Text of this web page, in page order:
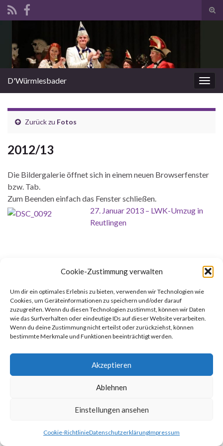
Cookie-Zustimmung verwalten
Um dir ein optimales Erlebnis zu bieten, verwenden wir Technologien wie
Cookies, um Geräteinformationen zu speichern und/oder darauf
zuzugreifen. Wenn du diesen Technologien zustimmst, können wir Daten
wie das Surfverhalten oder eindeutige IDs auf dieser Website verarbeiten.
Wenn du deine Zustimmung nicht erteilst oder zurückziehst, können
bestimmte Merkmale und Funktionen beeinträchtigt werden.
Akzeptieren
Ablehnen
Einstellungen ansehen
Cookie-RichtlinieDatenschutzerklärungImpressum
Search for:
D'Würmlesbader
Zurück zu Fotos
2012/13
Die Bildergalerie öffnet sich in einem neuen Browserfenster
bzw. Tab.
Zum Beenden einfach das Fenster schließen.
27. Januar 2013 – LWK-Umzug in
Reutlingen
Angler 2012
Umzug in Reutlingen
Graphene Themes